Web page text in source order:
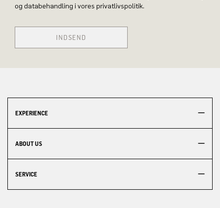
og databehandling i vores privatlivspolitik.
INDSEND
EXPERIENCE
ABOUT US
SERVICE